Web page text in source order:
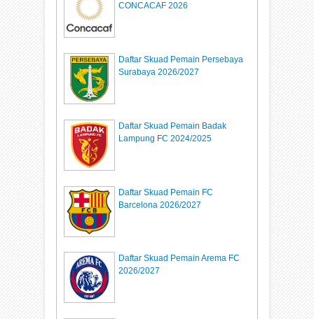
CONCACAF 2026
Daftar Skuad Pemain Persebaya
Surabaya 2026/2027
Daftar Skuad Pemain Badak
Lampung FC 2024/2025
Daftar Skuad Pemain FC
Barcelona 2026/2027
Daftar Skuad Pemain Arema FC
2026/2027